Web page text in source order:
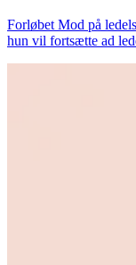
Forløbet Mod på
hun vil fortsætte ad